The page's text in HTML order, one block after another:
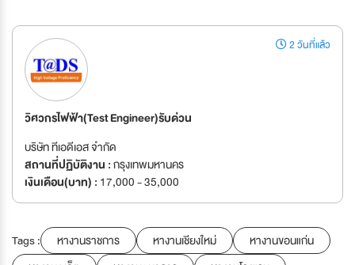
2 วันที่แล้ว
วิศวกรไฟฟ้า(Test Engineer)รับด่วน
บริษัท ทีเอดีเอส จำกัด
สถานที่ปฏิบัติงาน :กรุงเทพมหานคร
เงินเดือน(บาท) : 17,000 - 35,000
Tags : หางานราชการ หางานเชียงใหม่
หางานขอนแก่น